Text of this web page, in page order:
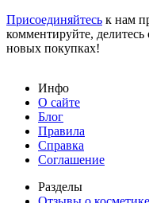
Присоединяйтесь к нам
комментируйте,
новых покупках!
Инфо
О сайте
Блог
Правила
Справка
Соглашение
Разделы